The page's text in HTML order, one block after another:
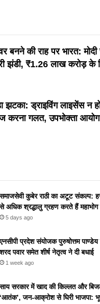
बनने की राह पर भारत:
झंडी, ₹1.26 लाख करोड़ के
झटका: ड्राइविंग लाइसेंस न
करना गलत, उपभोक्ता आयोग
समाजसेवी कुबेर राठी का अटूट संकल्प:
से अधिक श्रद्धालु ग्रहण करते हैं महाभोग
5 days ago
एनसीपी प्रदेश संयोजक पुरुषोत्तम पाण्डेय
शरद पवार समेत शीर्ष नेतृत्व ने दी बधाई
1 week ago
​साय सरकार में खाद की किल्लत और
‘आतंक’, जन-आक्रोश से घिरी भाजपा: